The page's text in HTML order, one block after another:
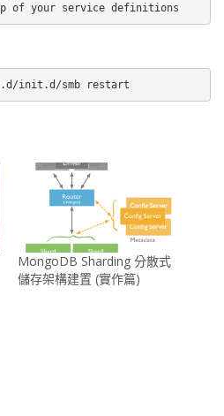
of your service definitions
init.d/smb restart
MongoDB Sharding 分散式
儲存架構建置 (實作篇)